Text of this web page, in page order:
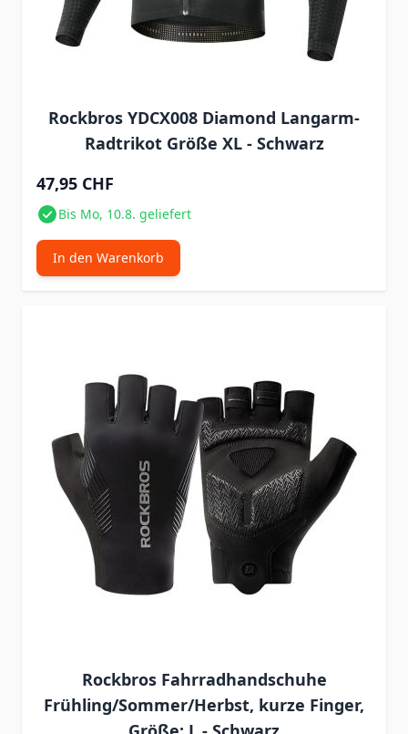
Rockbros YDCX008 Diamond Langarm-
Radtrikot Größe XL - Schwarz
47,95 CHF
Bis Mo, 10.8. geliefert
In den Warenkorb
Rockbros Fahrradhandschuhe
Frühling/Sommer/Herbst, kurze Finger,